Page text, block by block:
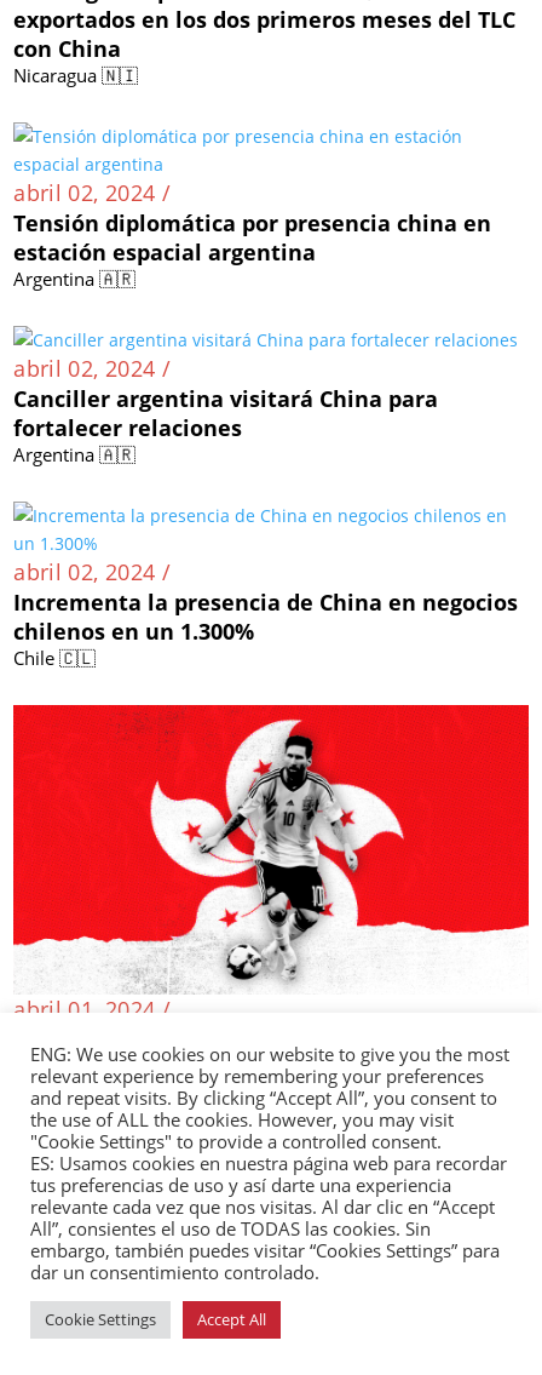
exportados en los dos primeros meses del TLC
con China
Nicaragua 🇳🇮
abril 02, 2024 /
Tensión diplomática por presencia china en
estación espacial argentina
Argentina 🇦🇷
abril 02, 2024 /
Canciller argentina visitará China para
fortalecer relaciones
Argentina 🇦🇷
abril 02, 2024 /
Incrementa la presencia de China en negocios
chilenos en un 1.300%
Chile 🇨🇱
abril 01, 2024 /
La polémica de Lionel Messi en Hong Kong: Un
inesperado drama diplomático
Editoriales
marzo 27, 2024 /
Perú anulará acuerdo de exclusividad con
empresa china para construcción de
macropuerto
Perú 🇵🇪
ENG: We use cookies on our website to give you the most
relevant experience by remembering your preferences
and repeat visits. By clicking “Accept All”, you consent to
the use of ALL the cookies. However, you may visit
"Cookie Settings" to provide a controlled consent.
ES: Usamos cookies en nuestra página web para recordar
tus preferencias de uso y así darte una experiencia
relevante cada vez que nos visitas. Al dar clic en “Accept
All”, consientes el uso de TODAS las cookies. Sin
embargo, también puedes visitar “Cookies Settings” para
dar un consentimiento controlado.
Cookie Settings Accept All